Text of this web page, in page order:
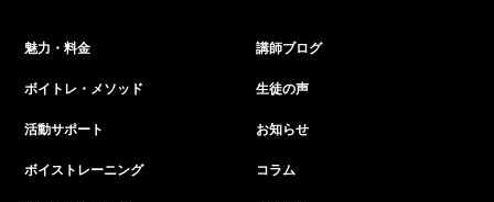
魅力・料金
ボイトレ・メソッド
活動サポート
ボイストレーニング
講師ブログ
生徒の声
お知らせ
コラム